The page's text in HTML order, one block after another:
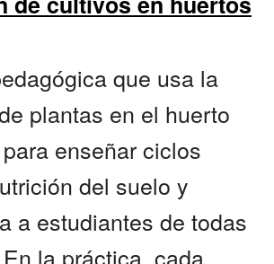
que usa la
plantas en el huerto
enseñar ciclos
del suelo y
a estudiantes de todas
la práctica, cada